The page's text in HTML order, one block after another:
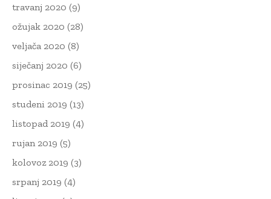
travanj 2020 (9)
ožujak 2020 (28)
veljača 2020 (8)
siječanj 2020 (6)
prosinac 2019 (25)
studeni 2019 (13)
listopad 2019 (4)
rujan 2019 (5)
kolovoz 2019 (3)
srpanj 2019 (4)